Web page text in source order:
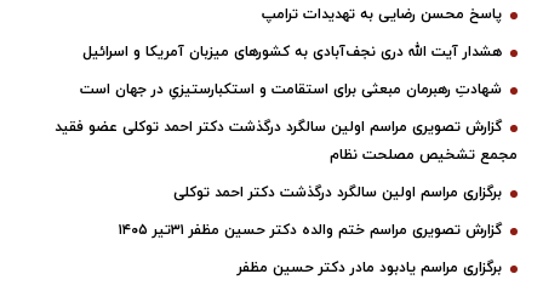
پاسخ محسن رضایی به تهدیدات ترامپ
هشدار آیت الله دری نجف‌آبادی به کشورهای میزبان آمریکا و اسرائیل
شهادتِ رهبرمان مبعثی برای استقامت و استکبارستیزیِ در جهان است
گزارش تصویری مراسم اولین سالگرد درگذشت دکتر احمد توکلی عضو فقید
مجمع تشخیص مصلحت نظام
برگزاری مراسم اولین سالگرد درگذشت دکتر احمد توکلی
گزارش تصویری مراسم ختم والده دکتر حسین مظفر ۳۱تیر ۱۴۰۵
برگزاری مراسم یادبود مادر دکتر حسین مظفر